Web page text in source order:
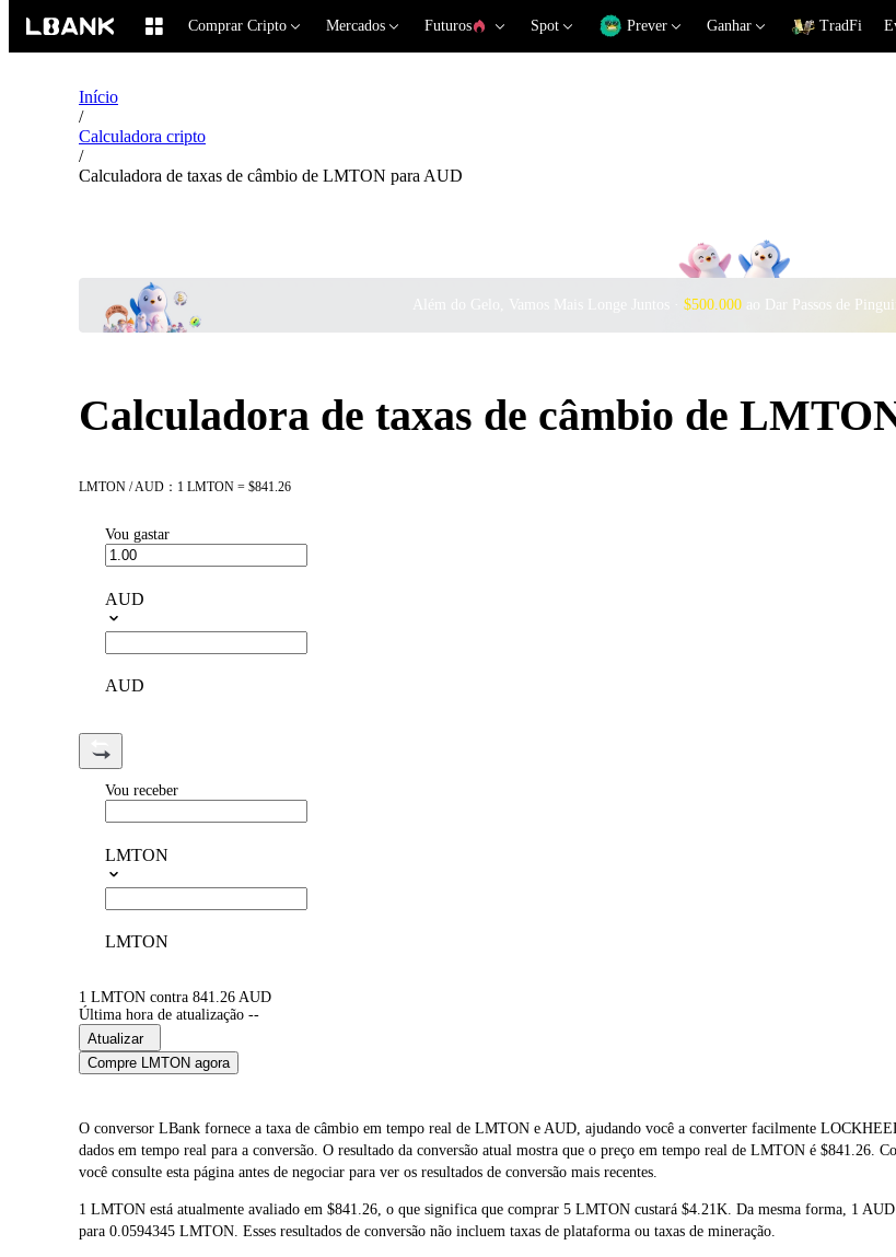
Comprar Cripto Mercados Futuros Spot Prever Ganhar TradFi
Início
/
Calculadora cripto
/
Calculadora de taxas de câmbio de LMTON para AUD
$500.000ao Dar Passos de
Calculadora de taxas de câmbio de
LMTON / AUD：1 LMTON = $841.26
Vou gastar
AUD
AUD
Vou receber
LMTON
LMTON
1 LMTON contra 841.26 AUD
Última hora de atualização --
Atualizar
Compre LMTON agora
O conversor LBank fornece a taxa de câmbio em tempo real de LMTON e AUD, ajudando você a converter facilmente
dados em tempo real para a conversão. O resultado da conversão atual mostra que o preço em tempo real de LMTON é $841.26.
você consulte esta página antes de negociar para ver os resultados de conversão mais recentes.
1 LMTON está atualmente avaliado em $841.26, o que significa que comprar 5 LMTON custará $4.21K. Da mesma forma, 1
para 0.0594345 LMTON. Esses resultados de conversão não incluem taxas de plataforma ou taxas de mineração.